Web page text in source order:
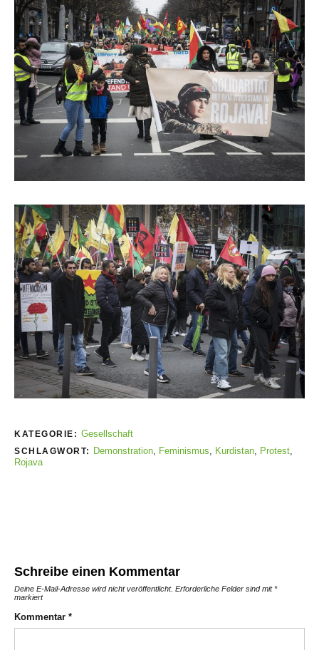
KATEGORIE: Gesellschaft
SCHLAGWORT: Demonstration Feminismus Kurdistan Protest
Rojava
Schreibe einen Kommentar
Deine E-Mail-Adresse wird nicht veröffentlicht. Erforderliche Felder sind mit*
markiert
Kommentar *